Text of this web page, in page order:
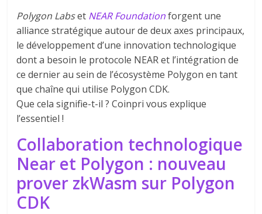
Polygon Labset NEAR Foundationforgent une
alliance stratégique autour de deux axes principaux,
le développement d’une innovation technologique
dont a besoin le protocole NEAR et l’intégration de
ce dernier au sein de l’écosystème Polygon en tant
que chaîne qui utilise Polygon CDK.
Que cela signifie-t-il ? Coinpri vous explique
l’essentiel !
Collaboration technologique
Near et Polygon : nouveau
prover zkWasm sur Polygon
CDK